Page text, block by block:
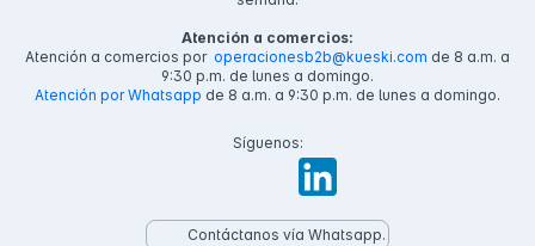
Atención a comercios:
Atención a comercios por operacionesb2b@kueski.com de 8 a.m. a
9:30 p.m. de lunes a domingo.
Atención por Whatsapp de 8 a.m. a 9:30 p.m. de lunes a domingo.
Síguenos:
Contáctanos vía Whatsapp.